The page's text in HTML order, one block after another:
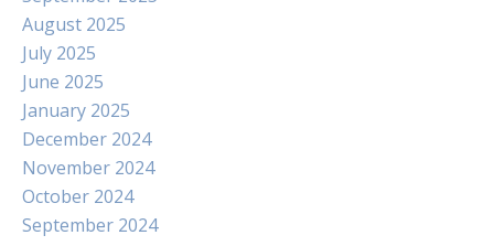
August 2025
July 2025
June 2025
January 2025
December 2024
November 2024
October 2024
September 2024